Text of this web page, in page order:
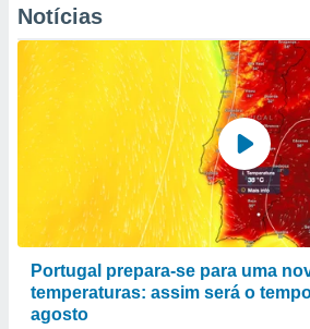
Notícias
Portugal prepara-se para uma
temperaturas: assim será o
agosto